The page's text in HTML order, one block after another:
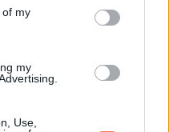
of my
my
Use,
a figyelmedet a fontos
és a sok szerencsét